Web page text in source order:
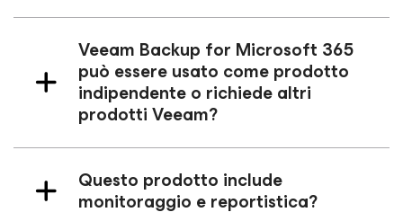
Veeam Backup for Microsoft 365
può essere usato come prodotto
indipendente o richiede altri
prodotti Veeam?
Questo prodotto include
monitoraggio e reportistica?